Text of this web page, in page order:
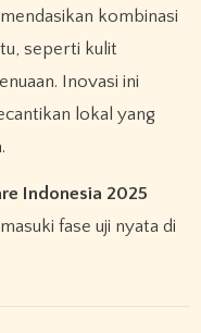
kombinasi
seperti kulit
Inovasi ini
lokal yang
Indonesia 2025
fase uji nyata di